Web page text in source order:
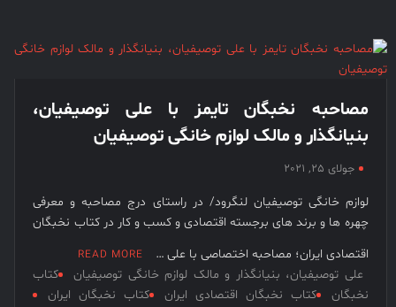
کارخانه
ایران
مصاحبه نخبگان تایمز با علی توصیفیان،
بنیانگذار و مالک لوازم خانگی توصیفیان
جولای 25, 2021
لوازم خانگی توصیفیان لنگرود/ در راستای درج مصاحبه و معرفی
چهره ها و برند های برجسته اقتصادی و کسب و کار در کتاب نخبگان
اقتصادی ایران؛ مصاحبه اختصاصی با علی …
READ MORE
علی توصیفیان، بنیانگذار و مالک لوازم خانگی توصیفیان
کتاب
نخبگان
کتاب نخبگان اقتصادی ایران کتاب نخبگان ایران